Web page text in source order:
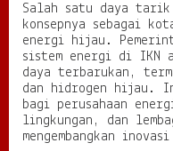
Salah satu daya
konsepnya sebagai
energi hijau.
sistem energi di IKN
daya terbarukan,
dan hidrogen hijau.
bagi perusahaan
lingkungan, dan
mengembangkan